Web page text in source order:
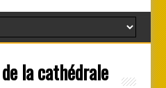
la cathédrale